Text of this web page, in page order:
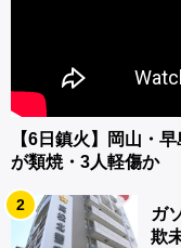
【6日鎮火】岡山・
が類焼・3人軽傷か
2
ガ
欺